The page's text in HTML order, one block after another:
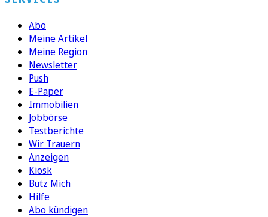
Abo
Meine Artikel
Meine Region
Newsletter
Push
E-Paper
Immobilien
Jobbörse
Testberichte
Wir Trauern
Anzeigen
Kiosk
Bütz Mich
Hilfe
Abo kündigen